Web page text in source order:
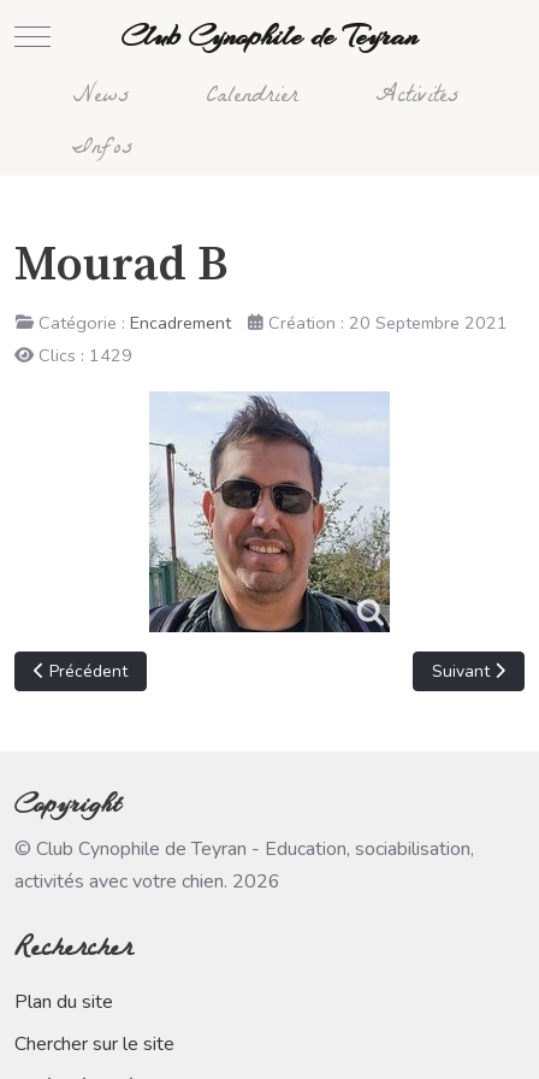
Mobile Menu ToggleClub Cynophile de Teyran
News Calendrier
Activités
Infos
Mourad B
Catégorie : Encadrement
Création : 20 Septembre 2021
Clics : 1429
Article précédent : Sandrine C
Précédent Article
Suivant
Copyright
© Club Cynophile de Teyran - Education, sociabilisation,
activités avec votre chien. 2026
Rechercher
Plan du site
Chercher sur le site